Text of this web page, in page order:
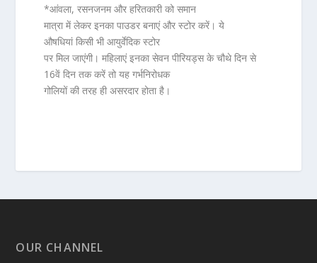
*आंवला, रसनजनम और हरितकारी को समान
मात्रा में लेकर इनका पाउडर बनाएं और स्टोर करें। ये
औषधियां किसी भी आयुर्वेदिक स्टोर
पर मिल जाएंगी। महिलाएं इनका सेवनपीरियड्स के चौथे दिन से
16वें दिनतक करें तो यह गर्भनिरोधक
गोलियों की तरह ही असरदार होता है।
OUR CHANNEL